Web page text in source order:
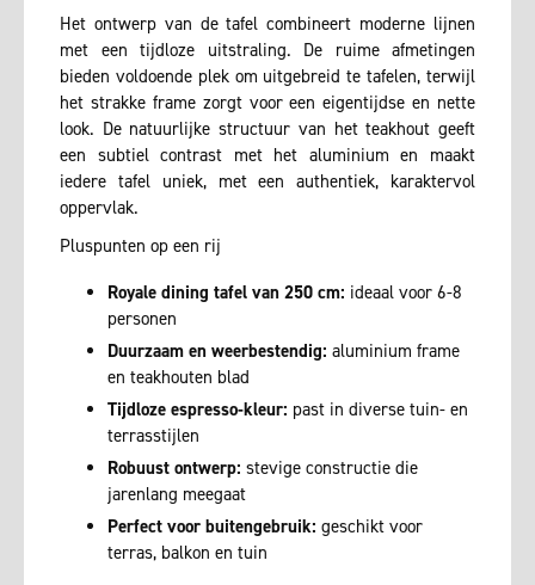
Het ontwerp van de tafel combineert moderne lijnen
met een tijdloze uitstraling. De ruime afmetingen
bieden voldoende plek om uitgebreid te tafelen, terwijl
het strakke frame zorgt voor een eigentijdse en nette
look. De natuurlijke structuur van het teakhout geeft
een subtiel contrast met het aluminium en maakt
iedere tafel uniek, met een authentiek, karaktervol
oppervlak.
Pluspunten op een rij
Royale dining tafel van 250 cm: ideaal voor 6-8
personen
Duurzaam en weerbestendig: aluminium frame
en teakhouten blad
Tijdloze espresso-kleur: past in diverse tuin- en
terrasstijlen
Robuust ontwerp: stevige constructie die
jarenlang meegaat
Perfect voor buitengebruik: geschikt voor
terras, balkon en tuin